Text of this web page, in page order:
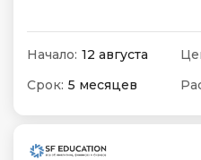
Начало: 12 августа
Срок: 5 месяцев